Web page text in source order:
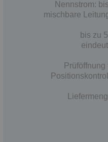
Nennstrom:
mischbare
bis zu